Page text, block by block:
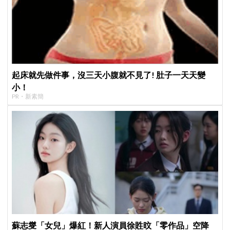
起床就先做件事，沒三天小腹就不見了! 肚子一天天變
小！
PR・新素簡
蘇志燮「女兒」爆紅！新人演員徐貹旼「零作品」空降